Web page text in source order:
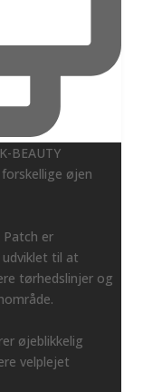
BEAUTY
øjen
Patch er
til at
tørhedslinjer og
øjeblikkelig
velplejet